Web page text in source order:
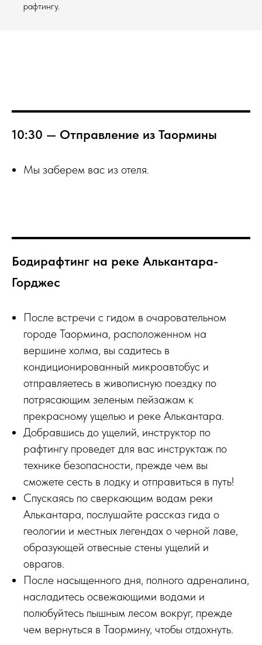
рафтингу.
10:30 — Отправление из Таормины
Мы заберем вас из отеля.
Бодирафтинг на реке Алькантара-
Горджес
После встречи с гидом в очаровательном
городе Таормина, расположенном на
вершине холма, вы садитесь в
кондиционированный микроавтобус и
отправляетесь в живописную поездку по
потрясающим зеленым пейзажам к
прекрасному ущелью и реке Алькантара.
Добравшись до ущелий, инструктор по
рафтингу проведет для вас инструктаж по
технике безопасности, прежде чем вы
сможете сесть в лодку и отправиться в путь!
Спускаясь по сверкающим водам реки
Алькантара, послушайте рассказ гида о
геологии и местных легендах о черной лаве,
образующей отвесные стены ущелий и
оврагов.
После насыщенного дня, полного адреналина,
насладитесь освежающими водами и
полюбуйтесь пышным лесом вокруг, прежде
чем вернуться в Таормину, чтобы отдохнуть.